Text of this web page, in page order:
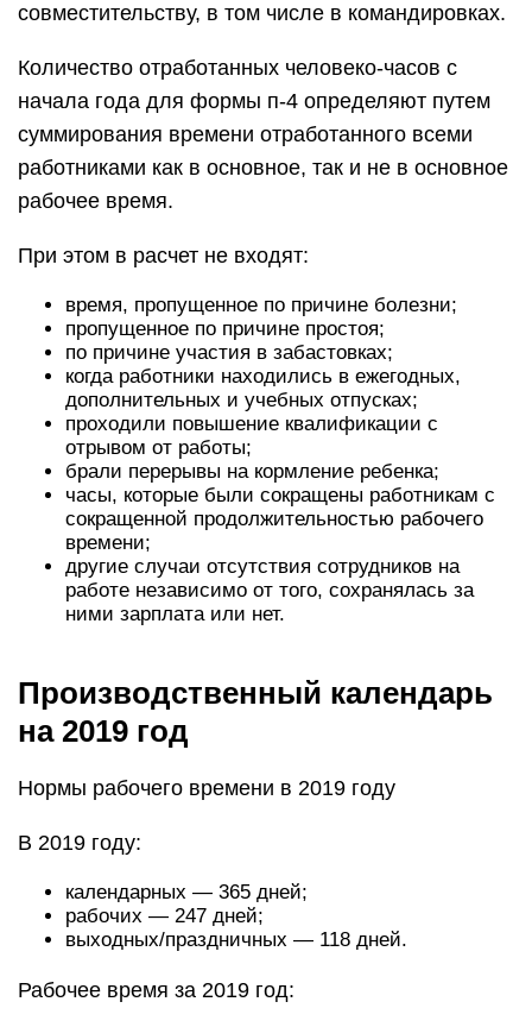
совместительству, в том числе в командировках.
Количество отработанных человеко-часов с
начала года для формы п-4 определяют путем
суммирования времени отработанного всеми
работниками как в основное, так и не в основное
рабочее время.
При этом в расчет не входят:
время, пропущенное по причине болезни;
пропущенное по причине простоя;
по причине участия в забастовках;
когда работники находились в ежегодных,
дополнительных и учебных отпусках;
проходили повышение квалификации с
отрывом от работы;
брали перерывы на кормление ребенка;
часы, которые были сокращены работникам с
сокращенной продолжительностью рабочего
времени;
другие случаи отсутствия сотрудников на
работе независимо от того, сохранялась за
ними зарплата или нет.
Производственный календарь
на 2019 год
Нормы рабочего времени в 2019 году
В 2019 году:
календарных — 365 дней;
рабочих — 247 дней;
выходных/праздничных — 118 дней.
Рабочее время за 2019 год: